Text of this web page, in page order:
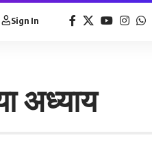
Sign In
अध्याय